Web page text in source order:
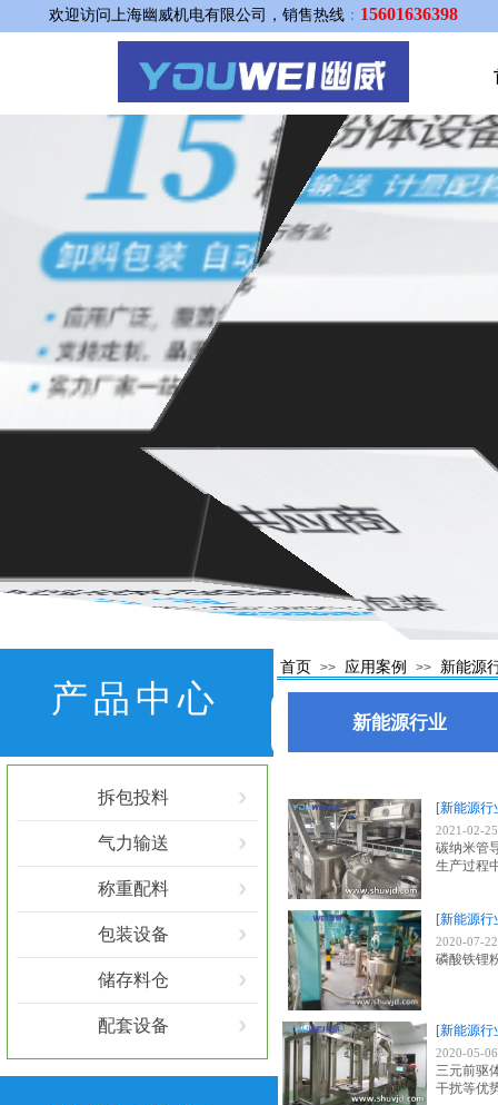
欢迎访问上海幽威机电有限公司，销售热线 ： 15601636398
首页 >> 应用案例 >> 新能源
产品中心
新能源行业
拆包投料
气力输送
称重配料
包装设备
储存料仓
配套设备
[新能源行
2021-02-25
碳纳米管
生产过程
[新能源行
2020-07-22
磷酸铁锂
[新能源行
2020-05-06
三元前驱
干扰等优